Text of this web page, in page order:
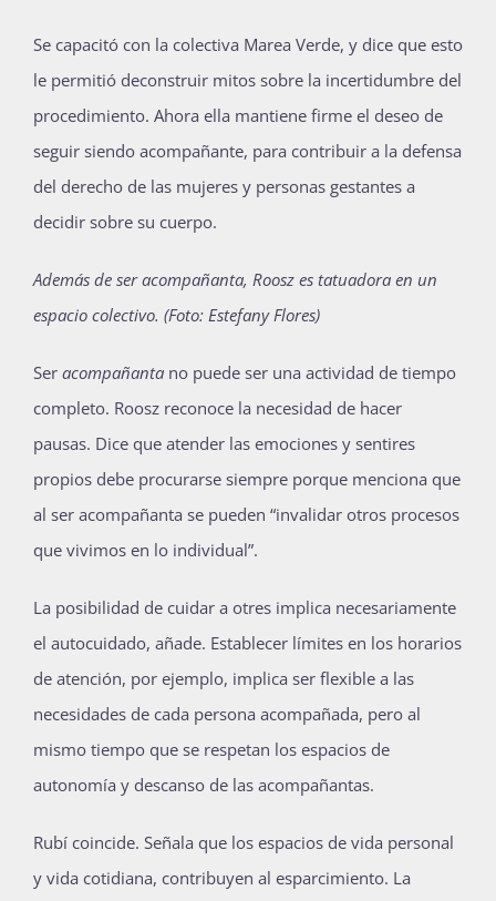
Se capacitó con la colectiva Marea Verde, y dice que esto
le permitió deconstruir mitos sobre la incertidumbre del
procedimiento. Ahora ella mantiene firme el deseo de
seguir siendo acompañante, para contribuir a la defensa
del derecho de las mujeres y personas gestantes a
decidir sobre su cuerpo.
Además de ser acompañanta, Roosz es tatuadora en un
espacio colectivo. (Foto: Estefany Flores)
Ser acompañanta no puede ser una actividad de tiempo
completo. Roosz reconoce la necesidad de hacer
pausas. Dice que atender las emociones y sentires
propios debe procurarse siempre porque menciona que
al ser acompañanta se pueden “invalidar otros procesos
que vivimos en lo individual”.
La posibilidad de cuidar a otres implica necesariamente
el autocuidado, añade. Establecer límites en los horarios
de atención, por ejemplo, implica ser flexible a las
necesidades de cada persona acompañada, pero al
mismo tiempo que se respetan los espacios de
autonomía y descanso de las acompañantas.
Rubí coincide. Señala que los espacios de vida personal
y vida cotidiana, contribuyen al esparcimiento. La